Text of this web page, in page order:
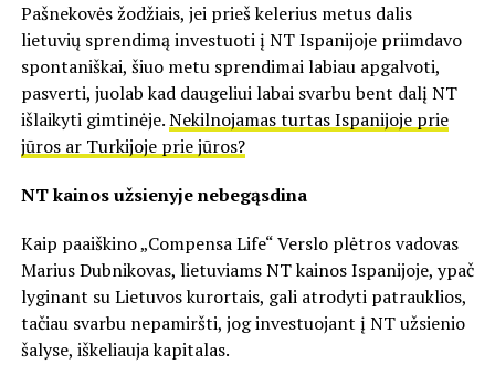
Pašnekovės žodžiais, jei prieš kelerius metus dalis
lietuvių sprendimą investuoti į NT Ispanijoje priimdavo
spontaniškai, šiuo metu sprendimai labiau apgalvoti,
pasverti, juolab kad daugeliui labai svarbu bent dalį NT
išlaikyti gimtinėje.Nekilnojamas turtas Ispanijoje prie
jūros ar Turkijoje prie jūros?
NT kainos užsienyje nebegąsdina
Kaip paaiškino „Compensa Life“ Verslo plėtros vadovas
Marius Dubnikovas, lietuviams NT kainos Ispanijoje, ypač
lyginant su Lietuvos kurortais, gali atrodyti patrauklios,
tačiau svarbu nepamiršti, jog investuojant į NT užsienio
šalyse, iškeliauja kapitalas.